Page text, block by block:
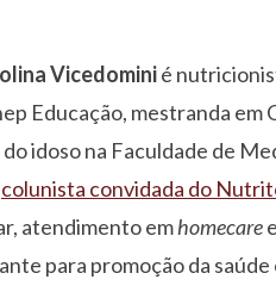
Vicedominié
Educação, mestranda
idoso na Faculdade de
colunista convidada do
atendimento emhomecare
para promoção da saúde